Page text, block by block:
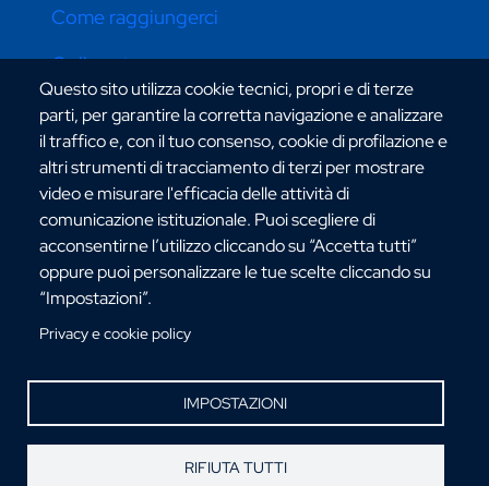
Questo sito utilizza cookie tecnici, propri e di terze
parti, per garantire la corretta navigazione e analizzare
il traffico e, con il tuo consenso, cookie di profilazione e
altri strumenti di tracciamento di terzi per mostrare
video e misurare l'efficacia delle attività di
comunicazione istituzionale. Puoi scegliere di
acconsentirne l’utilizzo cliccando su “Accetta tutti”
oppure puoi personalizzare le tue scelte cliccando su
“Impostazioni”.
Privacy e cookie policy
IMPOSTAZIONI
RIFIUTA TUTTI
CONTATTI ATENEO
Via dell'Università, 25 - 89124 Reggio Calabria
C.F. 80006510806
PEC:amministrazione@pec.unirc.it
FacebookTelegram
X YouTube
Come raggiungerci
Online store